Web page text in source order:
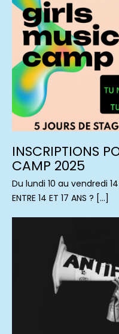
INSCRIPTIONS
CAMP 2025
Du lundi 10 au vendredi
ENTRE 14 ET 17 ANS ? […]